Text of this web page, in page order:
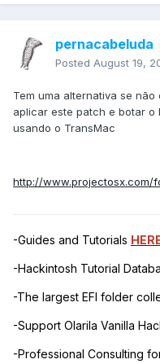
pernacabeluda
Posted August 19,
Tem uma alternativa se
aplicar este patch e botar o
usando o TransMac
http://www.projectosx.com/
-Guides and Tutorials
-Hackintosh Tutorial
-The largest EFI folder
-Support Olarila Vanilla
-Professional Consulting